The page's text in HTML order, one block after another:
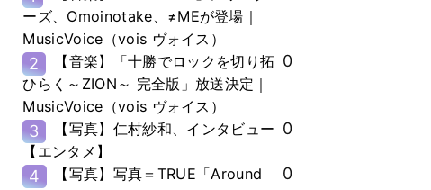
ーズ、Omoinotake、≠MEが登場｜
MusicVoice（vois ヴォイス）
2
【音楽】「十勝でロックを切り拓
ひらく～ZION～ 完全版」放送決定｜
MusicVoice（vois ヴォイス）
0
3
【写真】仁村紗和、インタビュー
【エンタメ】
0
4
【写真】写真＝TRUE「Around
0